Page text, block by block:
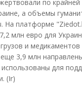
по
а объемы
На платформе
млн евро для
и
3,9 млн
для
(Ir)